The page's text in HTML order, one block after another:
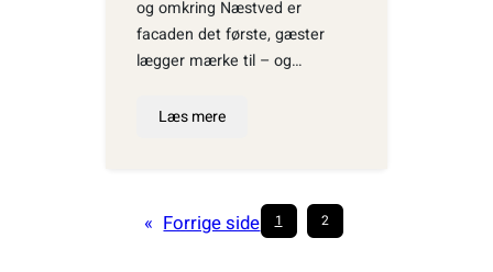
og omkring Næstved er
facaden det første, gæster
lægger mærke til – og…
Læs mere
« Forrige side 1 2